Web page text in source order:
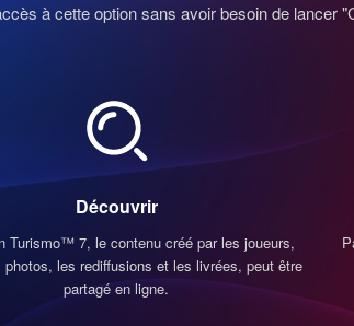
à cette option sans avoir besoin de lancer
Découvrir
Turismo™ 7, le contenu créé par les joueurs,
les rediffusions et les livrées, peut être
partagé en ligne.